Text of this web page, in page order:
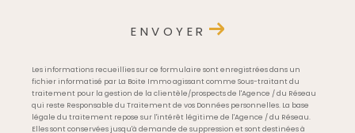
ENVOYER
Les informations recueillies sur ce formulaire sont enregistrées dans un
fichier informatisé par La Boite Immo agissant comme Sous-traitant du
traitement pour la gestion de la clientèle/prospects de l'Agence / du Réseau
qui reste Responsable du Traitement de vos Données personnelles. La base
légale du traitement repose sur l'intérêt légitime de l'Agence / du Réseau.
Elles sont conservées jusqu'à demande de suppression et sont destinées à